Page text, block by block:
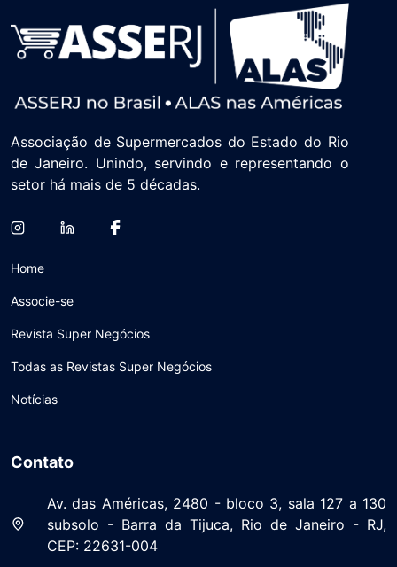
Associação de Supermercados do Estado do Rio
de Janeiro. Unindo, servindo e representando o
setor há mais de 5 décadas.
Home
Associe-se
Revista Super Negócios
Todas as Revistas Super Negócios
Notícias
Contato
Av. das Américas, 2480 - bloco 3, sala 127 a 130
subsolo - Barra da Tijuca, Rio de Janeiro - RJ,
CEP: 22631-004